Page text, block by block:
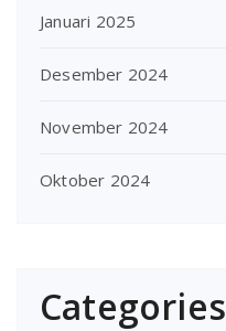
Januari 2025
Desember 2024
November 2024
Oktober 2024
Categories